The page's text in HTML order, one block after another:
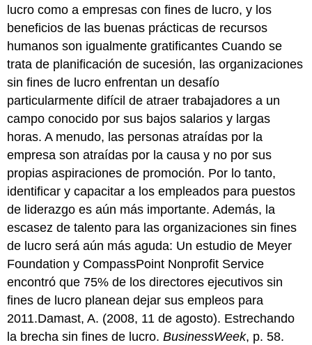
lucro como a empresas con fines de lucro, y los
beneficios de las buenas prácticas de recursos
humanos son igualmente gratificantes Cuando se
trata de planificación de sucesión, las organizaciones
sin fines de lucro enfrentan un desafío
particularmente difícil de atraer trabajadores a un
campo conocido por sus bajos salarios y largas
horas. A menudo, las personas atraídas por la
empresa son atraídas por la causa y no por sus
propias aspiraciones de promoción. Por lo tanto,
identificar y capacitar a los empleados para puestos
de liderazgo es aún más importante. Además, la
escasez de talento para las organizaciones sin fines
de lucro será aún más aguda: Un estudio de Meyer
Foundation y CompassPoint Nonprofit Service
encontró que 75% de los directores ejecutivos sin
fines de lucro planean dejar sus empleos para
2011.Damast, A. (2008, 11 de agosto). Estrechando
la brecha sin fines de lucro.BusinessWeek, p. 58.